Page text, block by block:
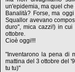
un'epidemia, ma quel che
Banalità? Forse, ma
Squallor avevano
duro", mica cazzi!) in cui
ottobre.
Cioè oggi!!!
"Inventarono la pena di
mattina del 3 ottobre del
tu tu)"